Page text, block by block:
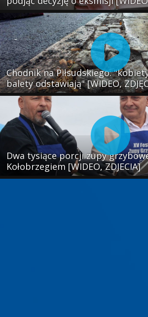
Chodnik na Piłsudskiego:
balety odstawiają" [WIDEO,
Dwa tysiące porcji zupy
Kołobrzegiem [WIDEO, ZDJECIA]